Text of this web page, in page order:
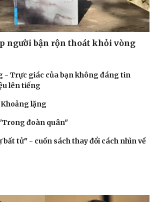
người bận rộn thoát khỏi vòng
- Trực giác của bạn không đáng tin
lên tiếng
lặng
đoàn quân"
bất tử" - cuốn sách thay đổi cách nhìn về